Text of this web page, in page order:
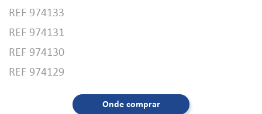
REF 974133
REF 974131
REF 974130
REF 974129
Onde comprar